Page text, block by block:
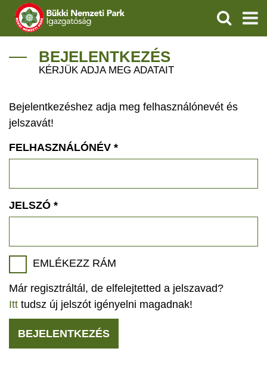
IGAZGATÓSÁG
VÍZVÉDELEM
ÖKOTURIZMUS
GEOPARKOK
KERESÉS
BEJELENTKEZÉS
KÉRJÜK ADJA MEG ADATAIT
Bejelentkezéshez adja meg felhasználónevét és
jelszavát!
FELHASZNÁLÓNÉV *
JELSZÓ *
EMLÉKEZZ RÁM
Már regisztráltál, de elfelejtetted a jelszavad?
Itt tudsz új jelszót igényelni magadnak!
BEJELENTKEZÉS